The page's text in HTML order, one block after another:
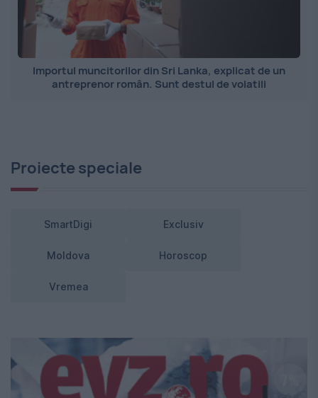
Importul muncitorilor din Sri Lanka, explicat de un
antreprenor român. Sunt destul de volatili
Proiecte speciale
SmartDigi Exclusiv
Moldova Horoscop
Vremea